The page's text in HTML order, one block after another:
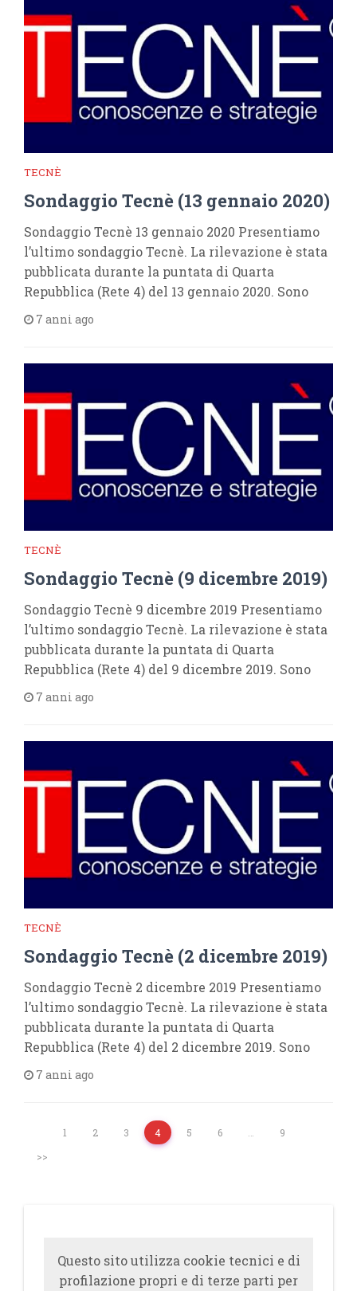
TECNÈ
Sondaggio Tecnè (13 gennaio 2020)
Sondaggio Tecnè 13 gennaio 2020 Presentiamo
l’ultimo sondaggio Tecnè. La rilevazione è stata
pubblicata durante la puntata di Quarta
Repubblica (Rete 4) del 13 gennaio 2020. Sono
7 anni ago
TECNÈ
Sondaggio Tecnè (9 dicembre 2019)
Sondaggio Tecnè 9 dicembre 2019 Presentiamo
l’ultimo sondaggio Tecnè. La rilevazione è stata
pubblicata durante la puntata di Quarta
Repubblica (Rete 4) del 9 dicembre 2019. Sono
7 anni ago
TECNÈ
Sondaggio Tecnè (2 dicembre 2019)
Sondaggio Tecnè 2 dicembre 2019 Presentiamo
l’ultimo sondaggio Tecnè. La rilevazione è stata
pubblicata durante la puntata di Quarta
Repubblica (Rete 4) del 2 dicembre 2019. Sono
7 anni ago
1 2 3 4 5 6
9
>>
Questo sito utilizza cookie tecnici e di
profilazione propri e di terze parti per